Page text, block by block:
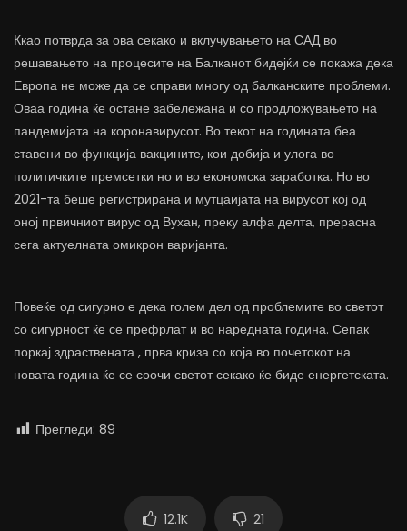
Ккао потврда за ова секако и вклучувањето на САД во
решавањето на процесите на Балканот бидејќи се покажа дека
Европа не може да се справи многу од балканските проблеми.
Оваа година ќе остане забележана и со продложувањето на
пандемијата на коронавирусот. Во текот на годината беа
ставени во функција вакцините, кои добија и улога во
политичките премсетки но и во економска заработка. Но во
2021-та беше регистрирана и мутцаијата на вирусот кој од
оној првичниот вирус од Вухан, преку алфа делта, прерасна
сега актуелната омикрон варијанта.
Повеќе од сигурно е дека голем дел од проблемите во светот
со сигурност ќе се префрлат и во наредната година. Сепак
поркај здраствената , прва криза со која во почетокот на
новата година ќе се соочи светот секако ќе биде енергетската.
Прегледи: 89
12.1K 21